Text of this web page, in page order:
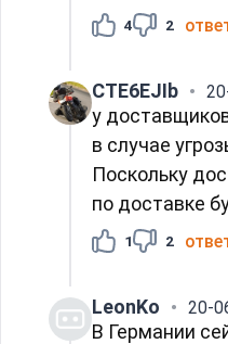
4 2
CTE6EJIb
у
в случае
Поскольку
по доставке
1 2
LeonKo 20-
В Германии